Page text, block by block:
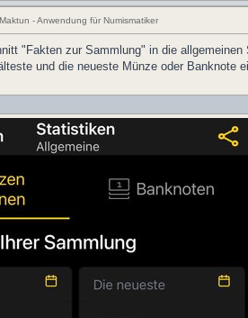
- Anwendung für Numismatiker
"Fakten zur Sammlung" in die
und die neueste Münze oder Banknote